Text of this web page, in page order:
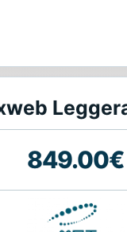
849.00€